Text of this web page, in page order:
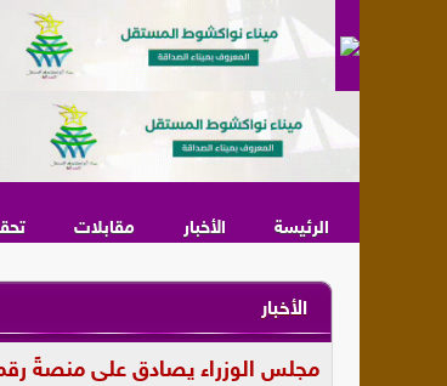
الرئيسة الأخبار مقابلات
الأخبار
مجلس الوزراء يصادق على منصةً